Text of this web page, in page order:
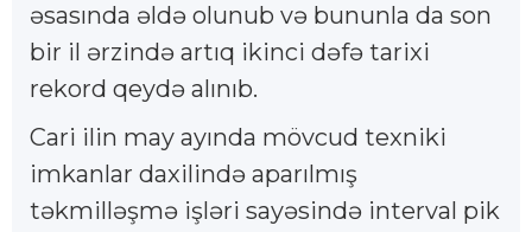
əsasında əldə olunub və bununla da son
bir il ərzində artıq ikinci dəfə tarixi
rekord qeydə alınıb.
Cari ilin may ayında mövcud texniki
imkanlar daxilində aparılmış
təkmilləşmə işləri sayəsində interval pik